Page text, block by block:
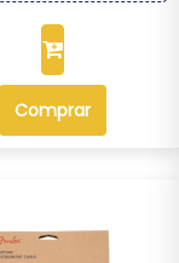
Comprar